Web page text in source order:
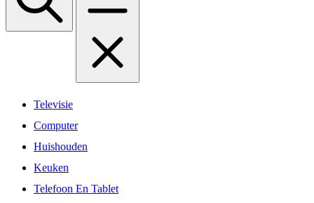
Televisie
Computer
Huishouden
Keuken
Telefoon En Tablet